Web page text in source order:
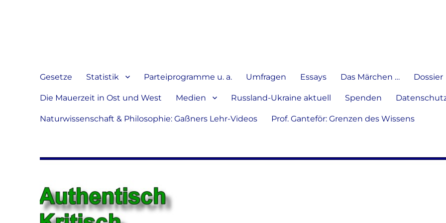
verbreiten
Gesetze Statistik Parteiprogramme u. a. Umfragen Essays Das Märchen … Dossier
Die Mauerzeit in Ost und West Medien Russland-Ukraine aktuell Spenden
Naturwissenschaft & Philosophie: Gaßners Lehr-Videos Prof. Ganteför: Grenzen des Wissens